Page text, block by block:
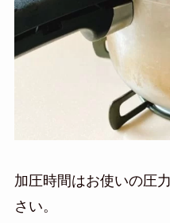
加圧時間はお使いの圧
さい。